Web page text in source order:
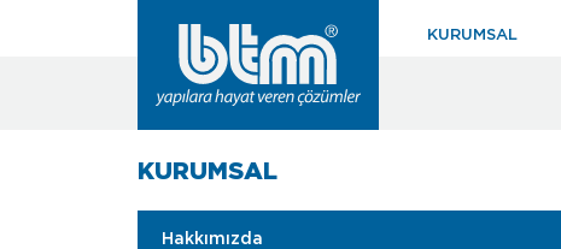
KURUMSAL
KURUMSAL
Hakkımızda